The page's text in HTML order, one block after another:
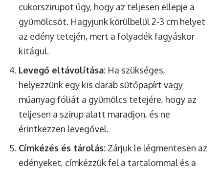
cukorszirupot úgy, hogy az teljesen ellepje a
gyümölcsöt. Hagyjunk körülbelül 2-3 cm helyet
az edény tetején, mert a folyadék fagyáskor
kitágul.
Levegő eltávolítása: Ha szükséges,
helyezzünk egy kis darab sütőpapírt vagy
műanyag fóliát a gyümölcs tetejére, hogy az
teljesen a szirup alatt maradjon, és ne
érintkezzen levegővel.
Címkézés és tárolás: Zárjuk le légmentesen az
edényeket, címkézzük fel a tartalommal és a